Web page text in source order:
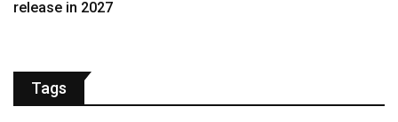
release in 2027
Tags